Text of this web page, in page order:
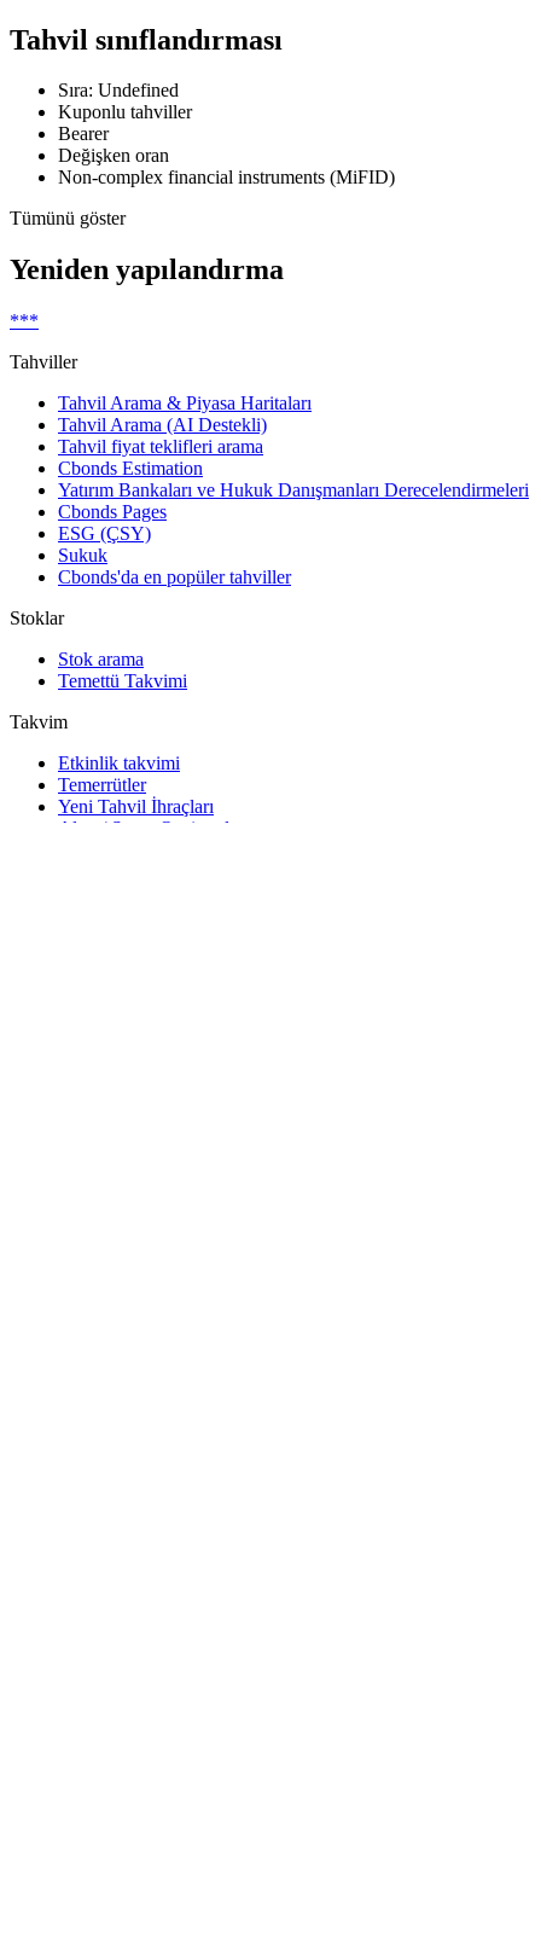
Tahvil sınıflandırması
Sıra: Undefined
Kuponlu tahviller
Bearer
Değişken oran
Non-complex financial instruments (MiFID)
Tümünü göster
Yeniden yapılandırma
***
Tahviller
Tahvil Arama & Piyasa Haritaları
Tahvil Arama (AI Destekli)
Tahvil fiyat teklifleri arama
Cbonds Estimation
Yatırım Bankaları ve Hukuk Danışmanları Derecelendirmeleri
Cbonds Pages
ESG (ÇSY)
Sukuk
Cbonds'da en popüler tahviller
Stoklar
Stok arama
Temettü Takvimi
Takvim
Etkinlik takvimi
Temerrütler
Yeni Tahvil İhraçları
Alım / Satım Opsiyonları